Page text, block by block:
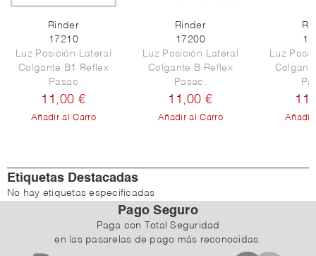
Rinder
17210
Luz Posición Lateral
Colgante B1 Reflex
Pasac
11,00 €
Añadir al Carro
Rinder
17200
Luz Posición Lateral
Colgante B Reflex
Pasac.
11,00 €
Añadir al Carro
Luz
Añadir
Etiquetas Destacadas
No hay etiquetas especificadas
Pago Seguro
Paga con Total Seguridad
en las pasarelas de pago más reconocidas.